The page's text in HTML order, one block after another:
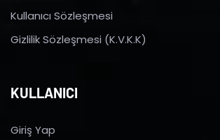
Kullanıcı Sözleşmesi
Gizlilik Sözleşmesi (K.V.K.K)
KULLANICI
Giriş Yap